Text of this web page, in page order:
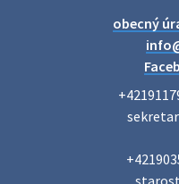
diskrétne komplexné
odborníkov Vám
oblastiach: právo rodina
obecný